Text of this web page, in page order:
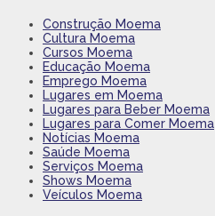
Construção Moema
Cultura Moema
Cursos Moema
Educação Moema
Emprego Moema
Lugares em Moema
Lugares para Beber Moema
Lugares para Comer Moema
Notícias Moema
Saúde Moema
Serviços Moema
Shows Moema
Veículos Moema